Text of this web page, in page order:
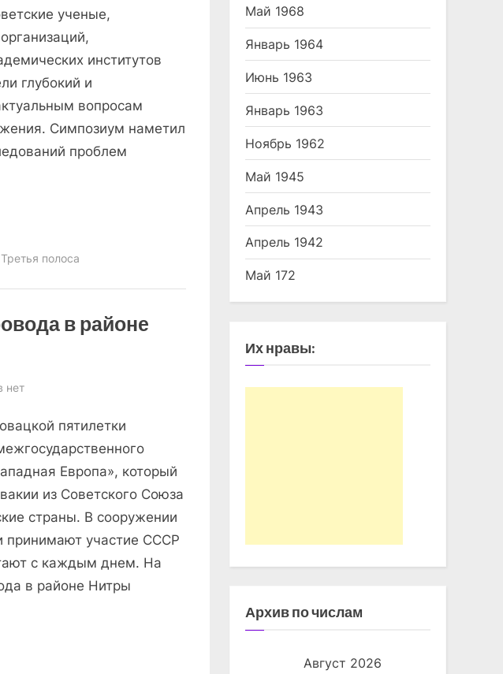
Батуми
ученые,
институтов
глубокий и
вопросам
Симпозиум наметил
проблем
полоса
в районе
к
На
строительстве
газопровода
Нитры
нет
пятилетки
Европа», который
из Советского Союза
страны. В сооружении
принимают участие СССР
с каждым днем. На
в районе Нитры
Май 1968
Январь 1964
Июнь 1963
Январь 1963
Ноябрь 1962
Май 1945
Апрель 1943
Апрель 1942
Май 172
Их нравы:
Архив по числам
Август 2026